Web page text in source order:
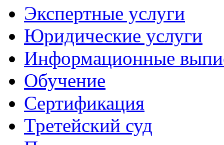
Экспертные услуги
Юридические услуги
Информационные
Обучение
Сертификация
Третейский суд